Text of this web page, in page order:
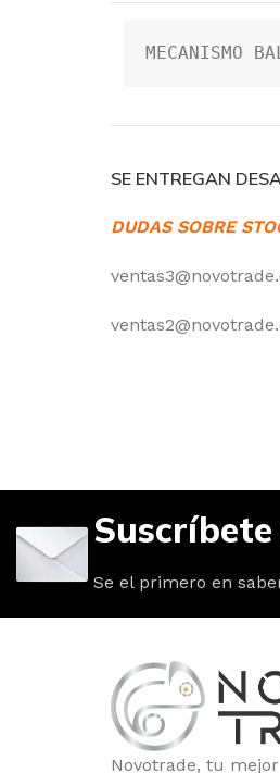
MECANISMO
SE ENTREGAN
DUDAS SOBRE
Se el primero en
Novotrade, tu